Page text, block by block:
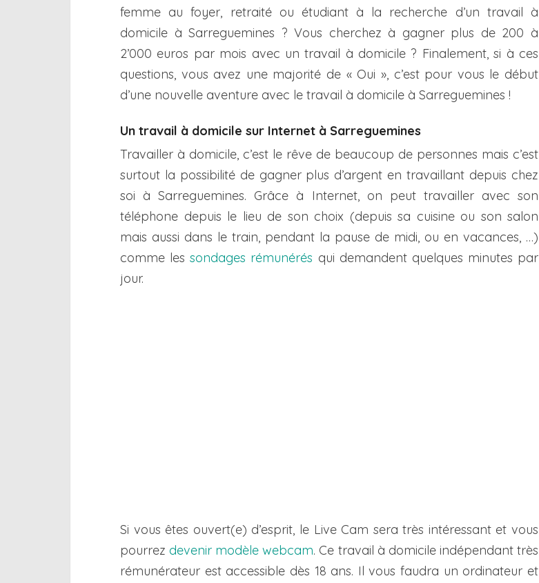
femme au foyer, retraité ou étudiant à la recherche d’un travail à
domicile à Sarreguemines ? Vous cherchez à gagner plus de 200 à
2’000 euros par mois avec un travail à domicile ? Finalement, si à ces
questions, vous avez une majorité de « Oui », c’est pour vous le début
d’une nouvelle aventure avec le travail à domicile à Sarreguemines !
Un travail à domicile sur Internet à Sarreguemines
Travailler à domicile, c’est le rêve de beaucoup de personnes mais c’est
surtout la possibilité de gagner plus d’argent en travaillant depuis chez
soi à Sarreguemines. Grâce à Internet, on peut travailler avec son
téléphone depuis le lieu de son choix (depuis sa cuisine ou son salon
mais aussi dans le train, pendant la pause de midi, ou en vacances, …)
comme lessondages rémunérés qui demandent quelques minutes par
jour.
Si vous êtes ouvert(e) d’esprit, le Live Cam sera très intéressant et vous
pourrez devenir modèle webcam. Ce travail à domicile indépendant très
rémunérateur est accessible dès 18 ans. Il vous faudra un ordinateur et